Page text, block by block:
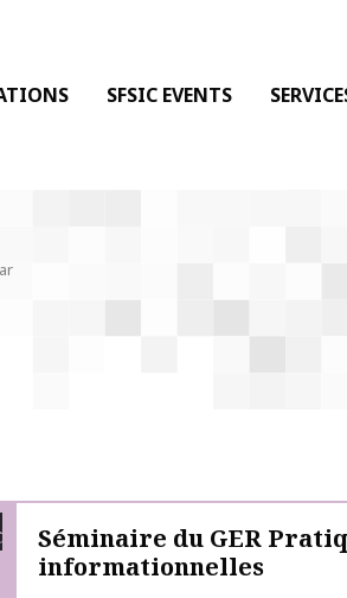
SFSIC EVENTS
labelled
Séminaire du GER
informationnelles